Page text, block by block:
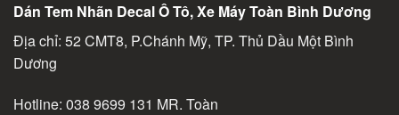
Dán Tem Nhãn Decal Ô Tô, Xe Máy Toàn Bình Dương
Địa chỉ: 52 CMT8, P.Chánh Mỹ, TP. Thủ Dầu Một Bình
Dương
Hotline: 038 9699 131 MR. Toàn